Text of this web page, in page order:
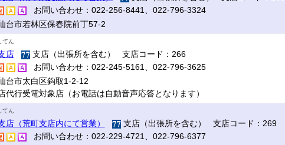
お問い合わせ：022-256-8441、022-796-3324
台市若林区保春院前丁57-2
ん
店
支店（出張所を含む） 支店コード：266
お問い合わせ：022-245-5161、022-796-3625
台市太白区鈎取1-2-12
代行受電対象店（お電話は自動音声応答となります）
ん
店（荒町支店内にて営業）
支店（出張所を含む） 支店コード：269
お問い合わせ：022-229-4721、022-796-6377